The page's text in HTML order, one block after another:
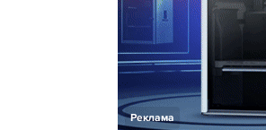
Реклама